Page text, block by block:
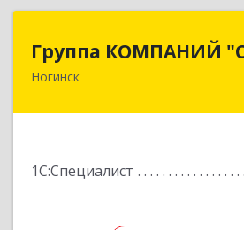
Группа КОМПАНИЙ
Ногинск
1С:Специалист
Группа
142400, Московская